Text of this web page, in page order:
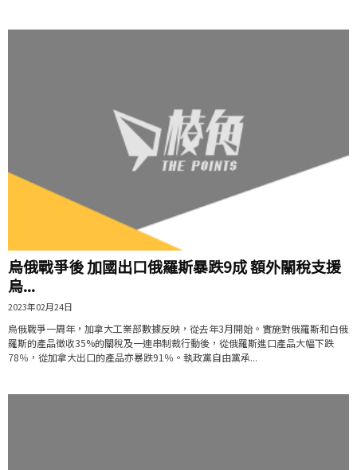
烏俄戰爭後 加國出口俄羅斯暴跌9成 額外關稅支援
烏...
2023年02月24日
烏俄戰爭一周年，加拿大工業部數據反映，從去年3月開始。實施對俄羅斯和白俄
羅斯的產品徵收35%的關稅及一連串制裁行動後，從俄羅斯進口產品大幅下跌
78％，從加拿大出口的產品亦暴跌91％。執政黨自由黨承...